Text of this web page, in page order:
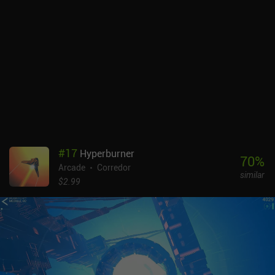
#17 Hyperburner
Arcade
Corredor
$2.99
70%
similar